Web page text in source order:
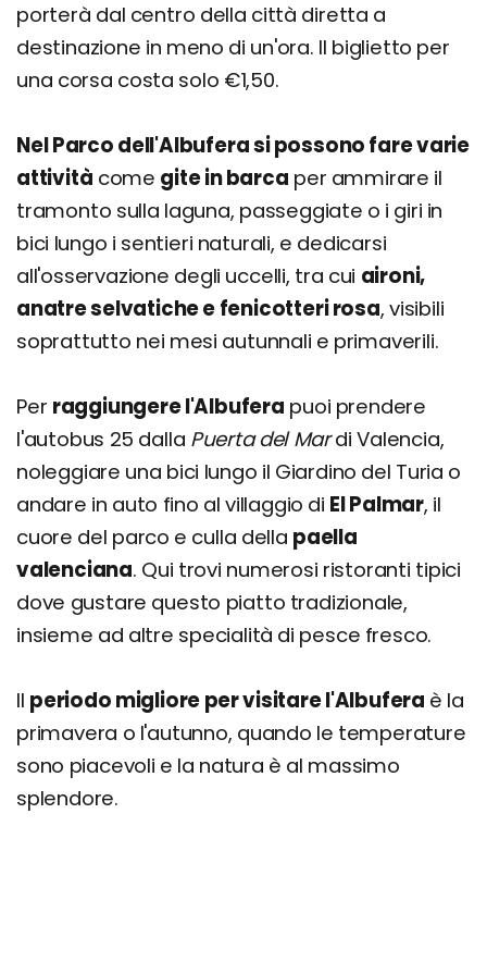
porterà dal centro della città diretta a
destinazione in meno di un'ora. Il biglietto per
una corsa costa solo €1,50.
Nel Parco dell'Albufera si possono fare varie
attività come gite in barca per ammirare il
tramonto sulla laguna, passeggiate o i giri in
bici lungo i sentieri naturali, e dedicarsi
all'osservazione degli uccelli, tra cui aironi,
anatre selvatiche e fenicotteri rosa, visibili
soprattutto nei mesi autunnali e primaverili.
Per raggiungere l'Albufera puoi prendere
l'autobus 25 dalla Puerta del Mardi Valencia,
noleggiare una bici lungo il Giardino del Turia o
andare in auto fino al villaggio di El Palmar, il
cuore del parco e culla della paella
valenciana. Qui trovi numerosi ristoranti tipici
dove gustare questo piatto tradizionale,
insieme ad altre specialità di pesce fresco.
Il periodo migliore per visitare l'Albufera è la
primavera o l'autunno, quando le temperature
sono piacevoli e la natura è al massimo
splendore.